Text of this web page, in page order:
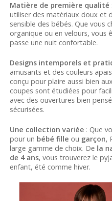
Matière de première qualité
utiliser des matériaux doux et
sensible des bébés. Que vous
organique ou en velours, vous
passe une nuit confortable.
Designs intemporels et
amusants et des couleurs
conçu pour plaire aussi bien
coupes sont étudiées pour
avec des ouvertures bien
sécurisées.
Une collection variée : Que
pour un bébé fille ou garçon,
large gamme de choix. De la
de 4 ans, vous trouverez le
enfant, été comme hiver.